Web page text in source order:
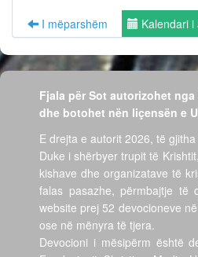
I mëparshëm Kalendari i
Fjala për Sot autorizohet
dhe botohet nën liçensën e
E drejta e autorit 2026, të
Duke i shërbyer trupit të
kishave dhe organizatave të
falas pasazhe, përmbajtje të
website prej 52 devocioneve
ose në mënyra të tjera.
Devocioni i mësipërm është